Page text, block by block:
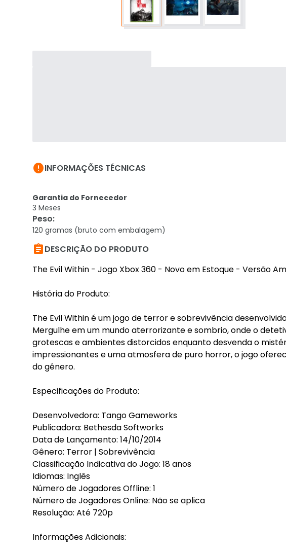
INFORMAÇÕES TÉCNICAS
Garantia do Fornecedor
3 Meses
Peso:
120 gramas (bruto com embalagem)
DESCRIÇÃO DO PRODUTO
The Evil Within - Jogo Xbox 360 - Novo em Estoque - Versão
História do Produto:
The Evil Within é um jogo de terror e sobrevivência
Mergulhe em um mundo aterrorizante e sombrio, onde o
grotescas e ambientes distorcidos enquanto desvenda o
impressionantes e uma atmosfera de puro horror, o jogo
do gênero.
Especificações do Produto:
Desenvolvedora: Tango Gameworks
Publicadora: Bethesda Softworks
Data de Lançamento: 14/10/2014
Gênero: Terror | Sobrevivência
Classificação Indicativa do Jogo: 18 anos
Idiomas: Inglês
Número de Jogadores Offline: 1
Número de Jogadores Online: Não se aplica
Resolução: Até 720p
Informações Adicionais: